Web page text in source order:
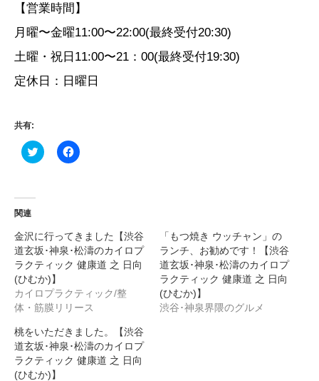
【営業時間】
月曜〜金曜11:00〜22:00(最終受付20:30)
土曜・祝日11:00〜21：00(最終受付19:30)
定休日：日曜日
共有:
ク
リ
有
(新
し
い
ウ
ィ
ン
ド
ウ
で
開
き
ま
す)
Facebook
で
リ
ッ
ク
し
て
だ
さ
い
し
い
ウ
ィ
ン
関連
金沢に行ってきました【渋谷
道玄坂･神泉･松濤のカイロプ
ラクティック 健康道 之 日向
(ひむか)】
カイロプラクティック/整
体・筋膜リリース
「もつ焼き ウッチャン」の
ランチ、お勧めです！【渋谷
道玄坂･神泉･松濤のカイロプ
ラクティック 健康道 之 日向
(ひむか)】
渋谷･神泉界隈のグルメ
桃をいただきました。【渋谷
道玄坂･神泉･松濤のカイロプ
ラクティック 健康道 之 日向
(ひむか)】